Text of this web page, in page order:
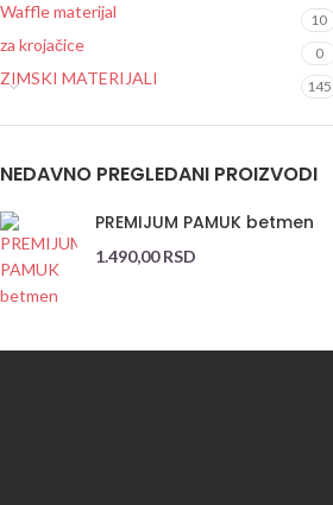
Waffle materijal 10
za krojačice 0
ZIMSKI MATERIJALI 145
NEDAVNO PREGLEDANI PROIZVODI
PREMIJUM PAMUK betmen
1.490,00RSD